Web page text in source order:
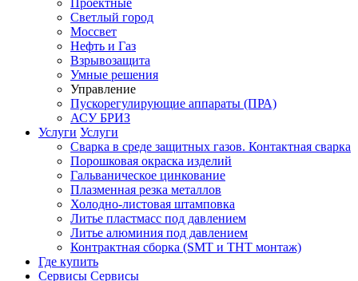
Светлый город
Моссвет
Нефть и Газ
Взрывозащита
Умные решения
Управление
Пускорегулирующие аппараты (ПРА)
АСУ БРИЗ
Услуги Услуги
Сварка в среде защитных газов. Контактная сварка
Порошковая окраска изделий
Гальваническое цинкование
Плазменная резка металлов
Холодно-листовая штамповка
Литье пластмасс под давлением
Литье алюминия под давлением
Контрактная сборка (SMT и THT монтаж)
Где купить
Сервисы Сервисы